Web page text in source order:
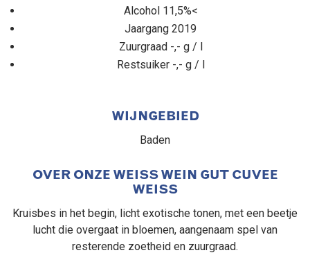
Alcohol 11,5%<
Jaargang 2019
Zuurgraad -,- g / l
Restsuiker -,- g / l
WIJNGEBIED
Baden
OVER ONZE WEISS WEIN GUT CUVEE
WEISS
Kruisbes in het begin, licht exotische tonen, met een beetje
lucht die overgaat in bloemen, aangenaam spel van
resterende zoetheid en zuurgraad.